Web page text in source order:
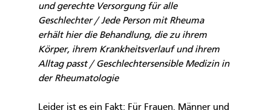
und gerechte Versorgung für alle
Geschlechter / Jede Person mit Rheuma
erhält hier die Behandlung, die zu ihrem
Körper, ihrem Krankheitsverlauf und ihrem
Alltag passt / Geschlechtersensible Medizin in
der Rheumatologie
Leider ist es ein Fakt: Für Frauen, Männer und